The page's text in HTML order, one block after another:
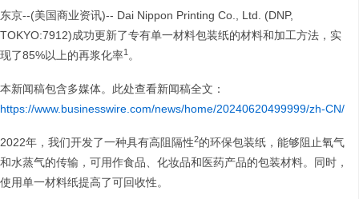
东京--(美国商业资讯)-- Dai Nippon Printing Co., Ltd. (DNP,
TOKYO:7912)成功更新了专有单一材料包装纸的材料和加工方法，实
现了85%以上的再浆化率1 。
本新闻稿包含多媒体。此处查看新闻稿全文：
https://www.businesswire.com/news/home/20240620499999/zh-CN/
2022年，我们开发了一种具有高阻隔性2的环保包装纸，能够阻止氧气
和水蒸气的传输，可用作食品、化妆品和医药产品的包装材料。同时，
使用单一材料纸提高了可回收性。